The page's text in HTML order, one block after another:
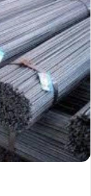
ل
ب
ر
ي
د
ا
إ
ل
ك
ت
ر